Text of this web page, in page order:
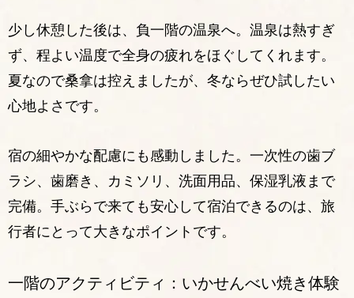
少し休憩した後は、負一階の温泉へ。温泉は熱すぎ
ず、程よい温度で全身の疲れをほぐしてくれます。
夏なので桑拿は控えましたが、冬ならぜひ試したい
心地よさです。
宿の細やかな配慮にも感動しました。一次性の歯ブ
ラシ、歯磨き、カミソリ、洗面用品、保湿乳液まで
完備。手ぶらで来ても安心して宿泊できるのは、旅
行者にとって大きなポイントです。
一階のアクティビティ：いかせんべい焼き体験